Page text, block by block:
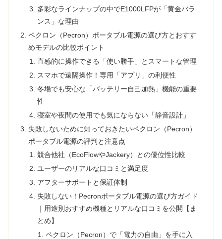
多彩なラインナップの中でE1000LFPが「黄金バラ
ンス」な理由
ペクロン（Pecron）ポータブル電源の選び方とおすす
めモデルの比較ポイント
直感的に操作できる「使い勝手」とスマートな管理
スマホで遠隔操作！専用「アプリ」の利便性
冬場でも安心な「バッテリー自己加熱」機能の重要
性
寝室や夜間の使用でも気にならない「静音設計」
失敗しないために知っておきたいペクロン（Pecron）
ポータブル電源の評判と注意点
競合他社（EcoFlowやJackery）との優位性比較
ユーザーのリアルな口コミと満足度
アフターサポートと保証体制
失敗しない！Pecronポータブル電源の選び方ガイド
｜用途別おすすめ機種とリアルな口コミを公開【ま
とめ】
ペクロン（Pecron）で「電力の自由」を手に入